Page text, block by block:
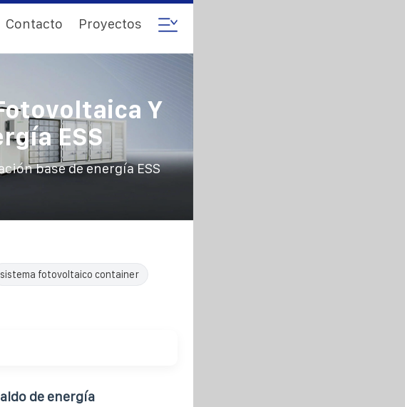
Contacto Proyectos
Y
ESS
base de energía ESS
sistema fotovoltaico container
de energía